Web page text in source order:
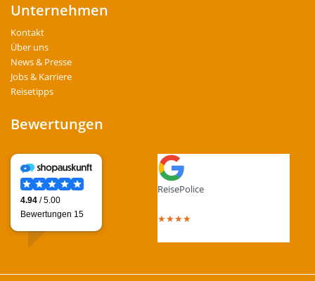
Unternehmen
Kontakt
Über uns
News & Presse
Jobs & Karriere
Reisetipps
Bewertungen
ReisePolice
★★★★